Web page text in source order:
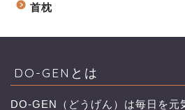
首枕
DO-GENとは
DO-GEN（どうげん）は毎日を元